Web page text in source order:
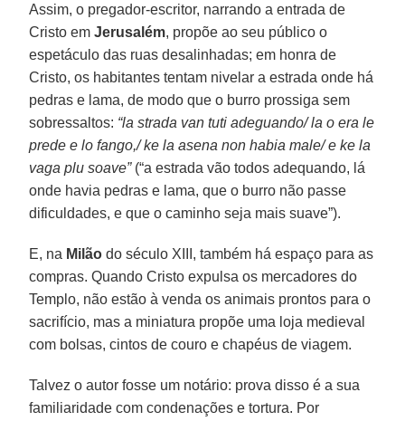
Assim, o pregador-escritor, narrando a entrada de
Cristo emJerusalém, propõe ao seu público o
espetáculo das ruas desalinhadas; em honra de
Cristo, os habitantes tentam nivelar a estrada onde há
pedras e lama, de modo que o burro prossiga sem
sobressaltos: “la strada van tuti adeguando/ la o era le
prede e lo fango,/ ke la asena non habia male/ e ke la
vaga plu soave”(“a estrada vão todos adequando, lá
onde havia pedras e lama, que o burro não passe
dificuldades, e que o caminho seja mais suave”).
E, na Milão do século XIII, também há espaço para as
compras. Quando Cristo expulsa os mercadores do
Templo, não estão à venda os animais prontos para o
sacrifício, mas a miniatura propõe uma loja medieval
com bolsas, cintos de couro e chapéus de viagem.
Talvez o autor fosse um notário: prova disso é a sua
familiaridade com condenações e tortura. Por